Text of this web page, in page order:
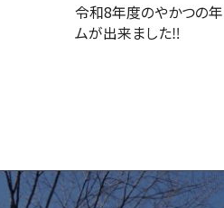
令和8年度のやかつの
ムが出来ました‼